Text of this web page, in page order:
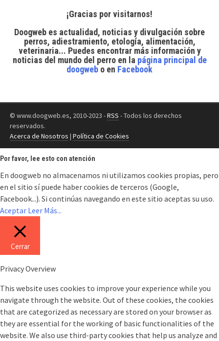
¡Gracias por visitarnos!
Doogweb es actualidad, noticias y divulgación sobre
perros, adiestramiento, etología, alimentación,
veterinaria... Puedes encontrar más información y
noticias del mundo del perroen la página principal de
doogweb o en Facebook
© www.doogweb.es, 2010-2023 -RSS - Todos los derechos
reservados.
Acerca de Nosotros | Política de Cookies
Por favor, lee esto con atención
En doogweb no almacenamos ni utilizamos cookies propias, pero
en el sitio sí puede haber cookies de terceros (Google,
Facebook...). Si continúas navegando en este sitio aceptas su uso.
Aceptar Leer Más...
Cerrar
Privacy Overview
This website uses cookies to improve your experience while you
navigate through the website. Out of these cookies, the cookies
that are categorized as necessary are stored on your browser as
they are essential for the working of basic functionalities of the
website. We also use third-party cookies that help us analyze and